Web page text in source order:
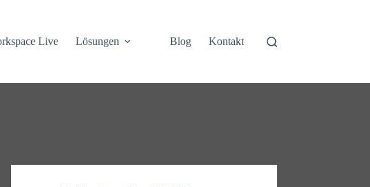
Live Lösungen Blog Kontakt